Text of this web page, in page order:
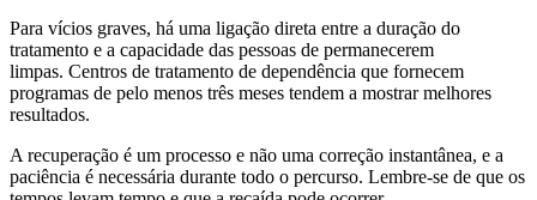
Para vícios graves, há uma ligação direta entre a duração do
tratamento e a capacidade das pessoas de permanecerem
limpas. Centros de tratamento de dependência que fornecem
programas de pelo menos três meses tendem a mostrar melhores
resultados.
A recuperação é um processo e não uma correção instantânea, e a
paciência é necessária durante todo o percurso. Lembre-se de que os